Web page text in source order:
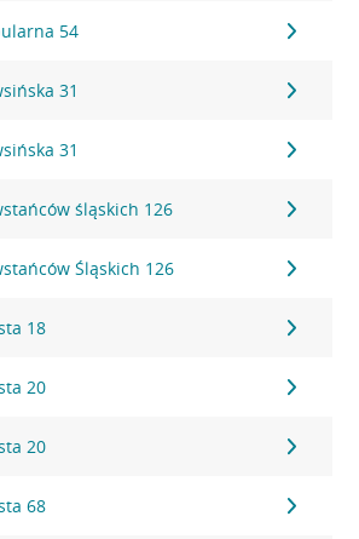
54
31
31
śląskich 126
Śląskich 126
18
20
20
68